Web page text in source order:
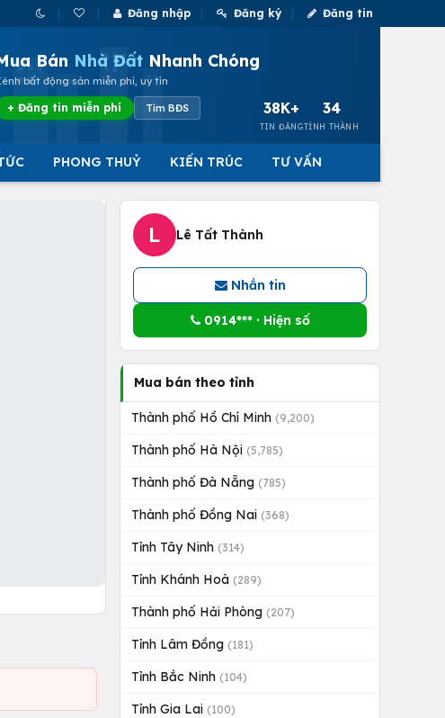
Đăng nhập Đăng ký Đăng tin
Bán Nhà Đất Nhanh Chóng
bất động sản miễn phí, uy tín
+ Đăng tin miễn phí Tìm BĐS 38K+
TIN ĐĂNG
34
TỈNH THÀNH
PHONG THUỶ KIẾN TRÚC TƯ VẤN
L Lê Tất Thành
Nhắn tin
0914*** · Hiện số
Mua bán theo tỉnh
Thành phố Hồ Chí Minh (9,200)
Thành phố Hà Nội (5,785)
Thành phố Đà Nẵng (785)
Thành phố Đồng Nai (368)
Tỉnh Tây Ninh (314)
Tỉnh Khánh Hoà (289)
Thành phố Hải Phòng (207)
Tỉnh Lâm Đồng (181)
Tỉnh Bắc Ninh (104)
Tỉnh Gia Lai (100)